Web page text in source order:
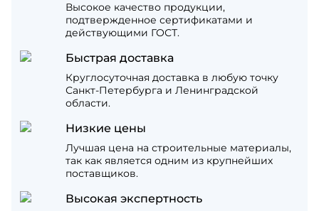
Высокое качество продукции,
подтвержденное сертификатами и
действующими ГОСТ.
Быстрая доставка
Круглосуточная доставка в любую точку
Санкт-Петербурга и Ленинградской
области.
Низкие цены
Лучшая цена на строительные материалы,
так как является одним из крупнейших
поставщиков.
Высокая экспертность